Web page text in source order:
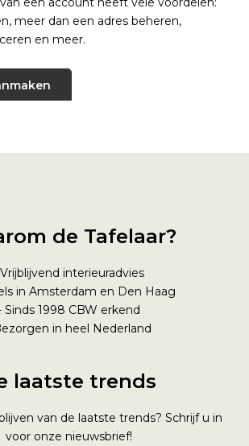
meer dan een adres beheren,
en meer.
de Tafelaar?
interieuradvies
in Amsterdam en Den Haag
Sinds 1998 CBW erkend
in heel Nederland
laatste trends
van de laatste trends? Schrijf u in
voor onze nieuwsbrief!